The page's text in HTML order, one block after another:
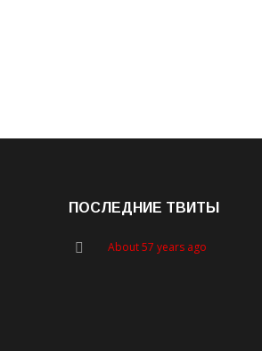
ПОСЛЕДНИЕ ТВИТЫ
About 57 years ago